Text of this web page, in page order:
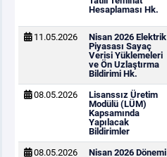
Hesaplaması Hk.
11.05.2026
Nisan 2026 Elektrik
Piyasası Sayaç
Verisi Yüklemeleri
ve Ön Uzlaştırma
Bildirimi Hk.
08.05.2026
Lisanssız Üretim
Modülü (LÜM)
Kapsamında
Yapılacak
Bildirimler
08.05.2026
Nisan 2026 Dönemi